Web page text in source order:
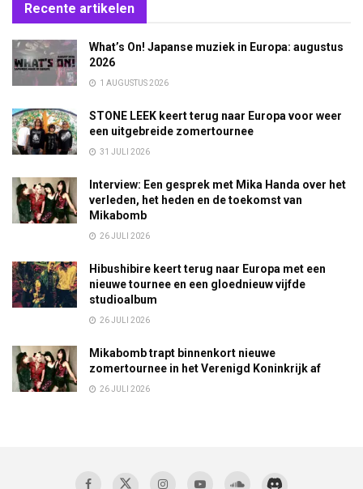
Recente artikelen
What’s On! Japanse muziek in Europa: augustus
2026
1 AUGUSTUS 2026
STONE LEEK keert terug naar Europa voor weer
een uitgebreide zomertournee
31 JULI 2026
Interview: Een gesprek met Mika Handa over het
verleden, het heden en de toekomst van
Mikabomb
26 JULI 2026
Hibushibire keert terug naar Europa met een
nieuwe tournee en een gloednieuw vijfde
studioalbum
26 JULI 2026
Mikabomb trapt binnenkort nieuwe
zomertournee in het Verenigd Koninkrijk af
26 JULI 2026